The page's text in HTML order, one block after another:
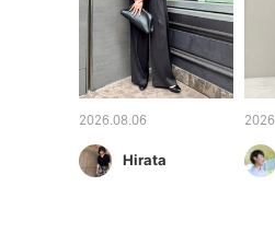
2026.08.06
Hirata